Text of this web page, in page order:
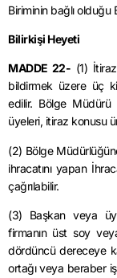
Biriminin bağlı olduğu
Bilirkişi Heyeti
MADDE 22- (1)
bildirmek üzere üç
edilir. Bölge Müdürü
üyeleri, itiraz konusu
(2) Bölge
ihracatını yapan
çağrılabilir.
(3) Başkan veya
firmanın üst soy
dördüncü dereceye
ortağı veya beraber